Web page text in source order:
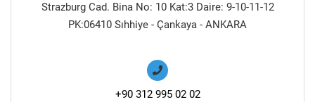
Strazburg Cad. Bina No: 10 Kat:3 Daire: 9-10-11-12
PK:06410 Sıhhiye - Çankaya - ANKARA
+90 312 995 02 02